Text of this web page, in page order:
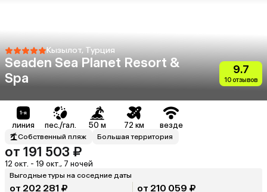
Кызылот, Турция
Seaden Sea Planet Resort &
Spa
9.7
10 отзывов
линия пес./гал. 50 м 72 км везде
Собственный пляж Большая территория
от 191 503 ₽
12 окт. - 19 окт., 7 ночей
Выгодные туры на соседние даты
от 202 281 ₽ от 210 059 ₽